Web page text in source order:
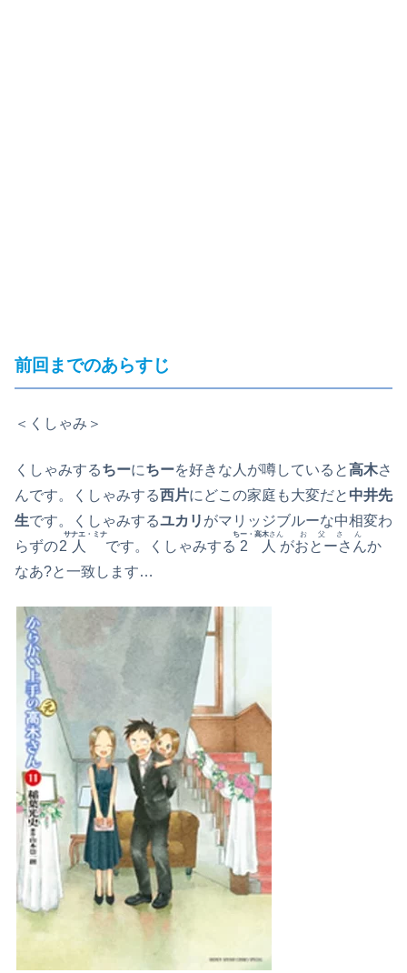
前回までのあらすじ
＜くしゃみ＞
くしゃみするちーにちーを好きな人が噂していると高木さ
んです。くしゃみする西片にどこの家庭も大変だと 中井先
生です。くしゃみするユカリ がマリッジブルーな中相変わ
らずの2人
サナエ・ミナ
です。くしゃみする 2人
ちー・高木さん
がおとーさん
お父さん
か
なあ?と一致します…